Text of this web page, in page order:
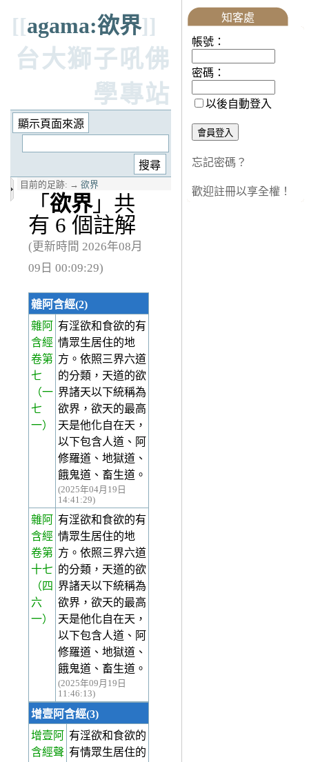
[[agama:欲界]]
台大獅子吼佛
學專站
目前的足跡: → 欲界
「 欲界」共
有 6 個註解
(更新時間 2026年08月
09日 00:09:29)
雜阿含經(2)
雜阿
含經
卷第
七
（一
七
一）
有淫欲和食欲的有
情眾生居住的地
方。依照三界六道
的分類，天道的欲
界諸天以下統稱為
欲界，欲天的最高
天是他化自在天，
以下包含人道、阿
修羅道、地獄道、
餓鬼道、畜生道。
(2025年04月19日
14:41:29)
雜阿
含經
卷第
十七
（四
六
一）
有淫欲和食欲的有
情眾生居住的地
方。依照三界六道
的分類，天道的欲
界諸天以下統稱為
欲界，欲天的最高
天是他化自在天，
以下包含人道、阿
修羅道、地獄道、
餓鬼道、畜生道。
(2025年09月19日
11:46:13)
增壹阿含經(3)
增壹阿
含經聲
有淫欲和食欲的
有情眾生居住的
知客處
帳號：
密碼：
以後自動登入
忘記密碼？
歡迎註冊以享全權！